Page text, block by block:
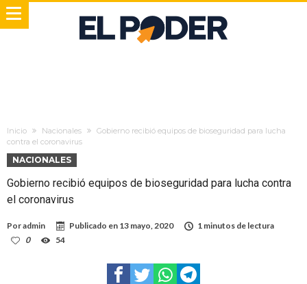
Inicio Nacionales
Gobierno recibió equipos de bioseguridad para lucha
contra el coronavirus
NACIONALES
Gobierno recibió equipos de bioseguridad para lucha contra
el coronavirus
Poradmin Publicado en 13 mayo, 2020
1 minutos de lectura
0
54